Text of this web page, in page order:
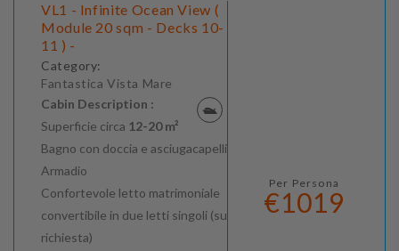
VL1 - Infinite Ocean View (
Module 20 sqm - Decks 10-
11 ) -
Category:
Fantastica Vista Mare
Cabin Description :
Superficie circa 12-20 m²
Bagno con doccia e asciugacapelli
Armadio
Confortevole letto matrimoniale
convertibile in due letti singoli (su
richiesta)
Per Persona
€1019